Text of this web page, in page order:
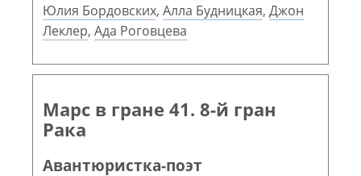
Юлия Бордовских, Алла Будницкая, Джон
Леклер, Ада Роговцева
Марс в гране 41. 8-й гран
Рака
Авантюристка-поэт